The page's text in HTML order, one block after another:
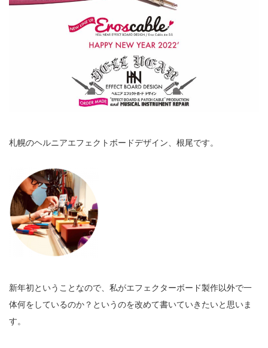
札幌のヘルニアエフェクトボードデザイン、根尾です。
新年初ということなので、私がエフェクターボード製作以外で一
体何をしているのか？というのを改めて書いていきたいと思いま
す。